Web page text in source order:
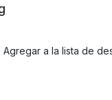
Agregar a la lista de